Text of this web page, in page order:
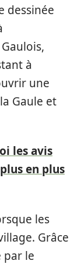
dessinée
à
une
Gaule et
les avis
en plus
les
Grâce
par le